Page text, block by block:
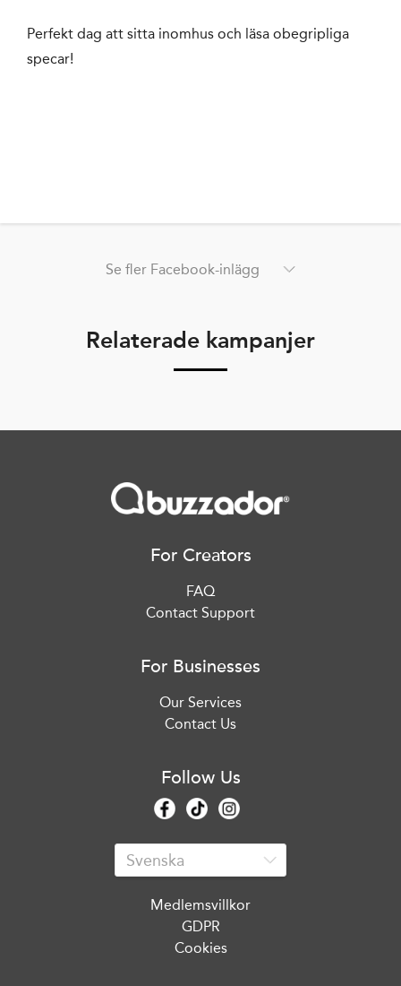
Perfekt dag att sitta inomhus och läsa obegripliga
specar!
Se fler Facebook-inlägg
Relaterade kampanjer
For Creators
FAQ
Contact Support
For Businesses
Our Services
Contact Us
Follow Us
Medlemsvillkor
GDPR
Cookies